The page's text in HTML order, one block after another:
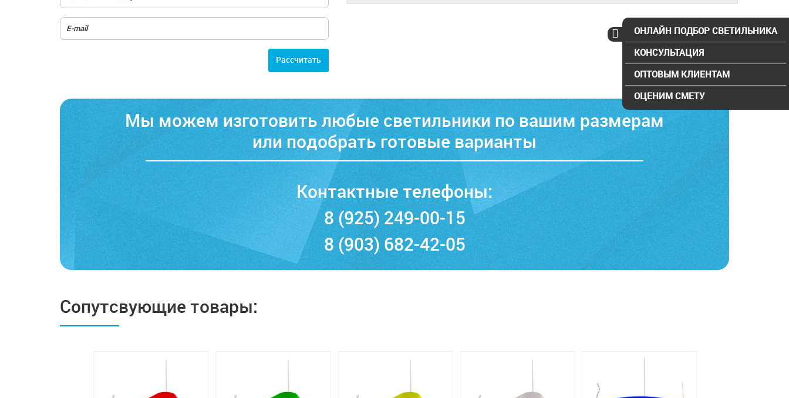
Расcчитать
Мы можем изготовить любые светильники по вашим размерам
или подобрать готовые варианты
Контактные телефоны:
8 (925) 249-00-15
8 (903) 682-42-05
Сопутсвующие товары:
ОНЛАЙН ПОДБОР СВЕТИЛЬНИКА
КОНСУЛЬТАЦИЯ
ОПТОВЫМ КЛИЕНТАМ
ОЦЕНИМ СМЕТУ